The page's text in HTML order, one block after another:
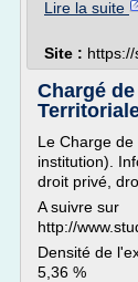
Lire la suite
Site :
Chargé
Le Charge
institution).
droit privé,
A suivre sur
http://
Densité de
5,36 %